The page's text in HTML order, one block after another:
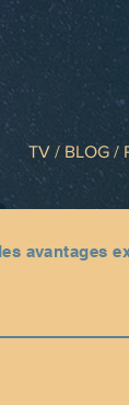
TV / BLOG /
avantages